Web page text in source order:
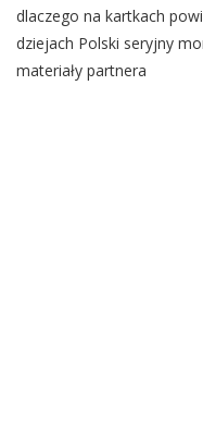
dlaczego na kartkach
dziejach Polski seryjny
materiały partnera